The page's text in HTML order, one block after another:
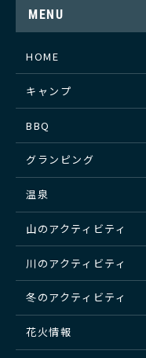
MENU
HOME
キャンプ
BBQ
グランピング
温泉
山のアクティビティ
川のアクティビティ
冬のアクティビティ
花火情報